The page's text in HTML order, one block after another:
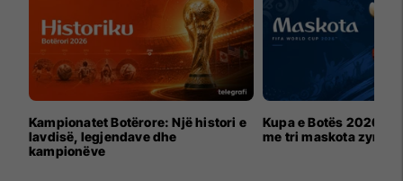
Kampionatet Botërore: Një histori e
lavdisë, legjendave dhe
kampionëve
Kupa e Botës 2026
me tri maskota zyrtare